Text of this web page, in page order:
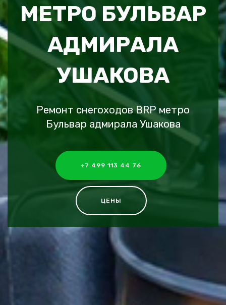
МЕТРО БУЛЬВАР
АДМИРАЛА
УШАКОВА
Ремонт снегоходов BRP метро
Бульвар адмирала Ушакова
+7 499 113 44 76
ЦЕНЫ